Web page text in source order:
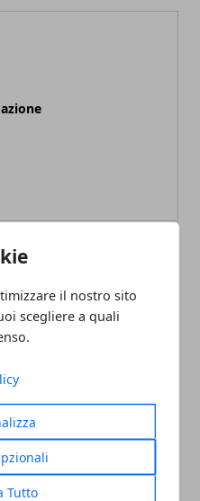
il nostro sito
scegliere a quali
Tutto
ricetta